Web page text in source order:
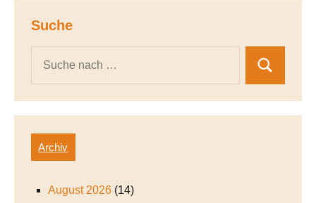
Suche
Archiv
August 2026 (14)